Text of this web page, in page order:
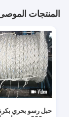
المنتجات